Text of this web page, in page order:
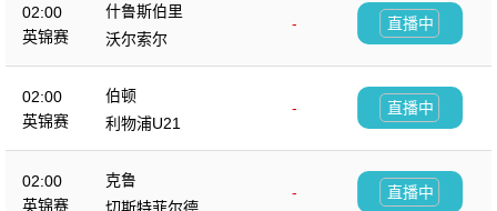
02:00
英锦赛
什鲁斯伯里
-
沃尔索尔
直播中
02:00
英锦赛
伯顿
-
利物浦U21
直播中
02:00
英锦赛
克鲁
-
直播中